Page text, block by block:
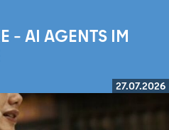
– AI AGENTS IM
27.07.2026